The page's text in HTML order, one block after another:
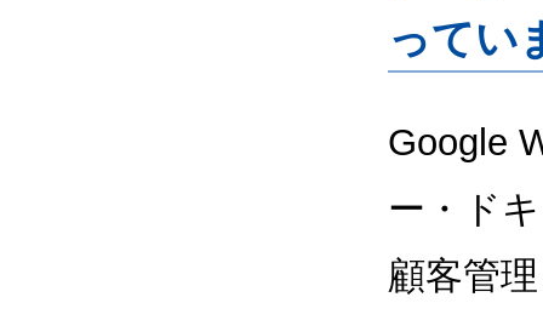
ってい
Google
ー・ド
顧客管